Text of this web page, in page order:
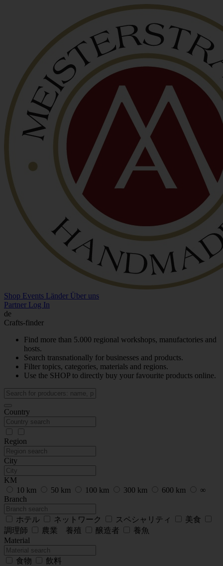
Shop Events Länder Über uns
Partner Log In
de
Crafts-finder
Find more than 5.000 regional workshops, manufactories and
hosts.
Search transnationally for businesses and products.
Filter topics, categories, materials and regions.
Use the SHOP to directly buy your favourite products online.
Country
Region
City
KM
10 km
50 km 100 km 300 km 600 km
∞
Branch
ホテル ネットワーク スペシャリティ
美食
調理師
農業 養殖 醸造者
養魚
Material
食物
飲料